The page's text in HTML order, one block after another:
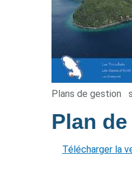
Plans de gestion
Plan
Télécharger la